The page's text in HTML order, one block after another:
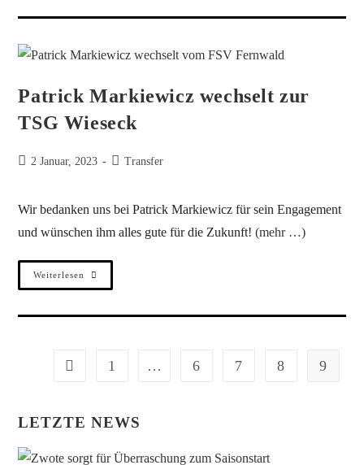
Patrick Markiewicz wechselt zur
TSG Wieseck
2 Januar, 2023 Transfer
Wir bedanken uns bei Patrick Markiewicz für sein Engagement
und wünschen ihm alles gute für die Zukunft!(mehr …)
Weiterlesen
1 … 6 7 8 9
LETZTE NEWS